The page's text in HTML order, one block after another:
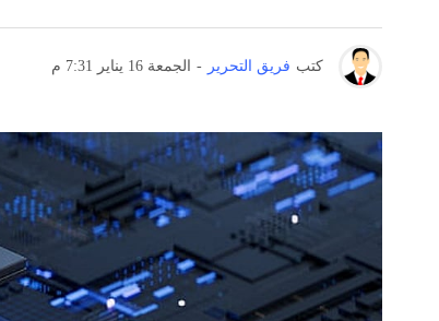
كتب فريق التحرير - الجمعة 16 يناير 7:31 م